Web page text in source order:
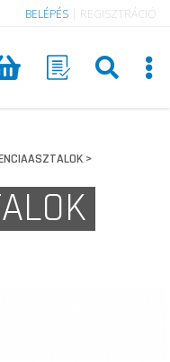
BELÉPÉS REGISZTRÁCIÓ
>